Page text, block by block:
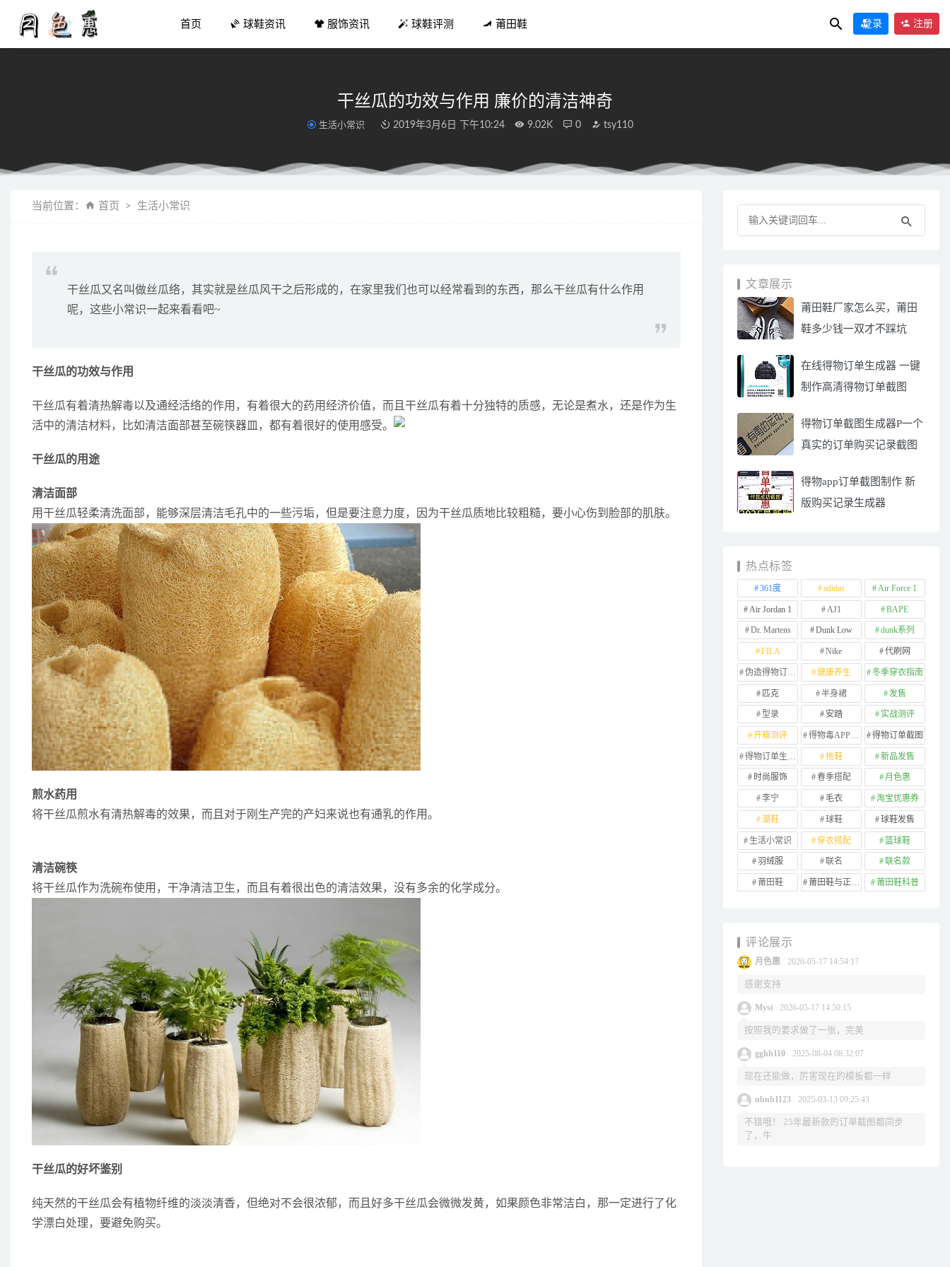
首页 球鞋资讯 服饰资讯 球鞋评测 莆田鞋 登录 注册
干丝瓜的功效与作用 廉价的清洁神奇
生活小常识 2019年3月6日 下午10:24 9.02K 0 tsy110
当前位置： 首页 生活小常识
干丝瓜又名叫做丝瓜络，其实就是丝瓜风干之后形成的，在家里我们也可以经常看到的东西，那么干丝瓜有什么作用
呢，这些小常识一起来看看吧~
干丝瓜的功效与作用
干丝瓜有着清热解毒以及通经活络的作用，有着很大的药用经济价值，而且干丝瓜有着十分独特的质感，无论是煮水，还是作为生
活中的清洁材料，比如清洁面部甚至碗筷器皿，都有着很好的使用感受。
干丝瓜的用途
清洁面部
用干丝瓜轻柔清洗面部，能够深层清洁毛孔中的一些污垢，但是要注意力度，因为干丝瓜质地比较粗糙，要小心伤到脸部的肌肤。
煎水药用
将干丝瓜煎水有清热解毒的效果，而且对于刚生产完的产妇来说也有通乳的作用。
清洁碗筷
将干丝瓜作为洗碗布使用，干净清洁卫生，而且有着很出色的清洁效果，没有多余的化学成分。
干丝瓜的好坏鉴别
纯天然的干丝瓜会有植物纤维的淡淡清香，但绝对不会很浓郁，而且好多干丝瓜会微微发黄，如果颜色非常洁白，那一定进行了化
学漂白处理，要避免购买。
文章展示
莆田鞋厂家怎么买，莆田
鞋多少钱一双才不踩坑
在线得物订单生成器 一键
制作高清得物订单截图
得物订单截图生成器P一个
真实的订单购买记录截图
得物app订单截图制作 新
版购买记录生成器
热点标签
361度 adidas Air Force 1
Air Jordan 1 AJ1 BAPE
Dr. Martens Dunk Low dunk系列
FILA Nike 代刷网
伪造得物订单截图 健康养生 冬季穿衣指南
匹克 半身裙 发售
型录 安踏 实战测评
开箱测评 得物毒APP订单 得物订单截图
得物订单生成器 拖鞋 新品发售
时尚服饰 春季搭配 月色惠
李宁 毛衣 淘宝优惠券
潮鞋 球鞋 球鞋发售
生活小常识 穿衣搭配 篮球鞋
羽绒服 联名 联名款
莆田鞋 莆田鞋与正品对比 莆田鞋科普
评论展示
月色惠 2026-05-17 14:54:17
感谢支持
Mysi 2026-05-17 14:50:15
按照我的要求做了一张，完美
gghh110 2025-08-04 08:32:07
现在还能做，厉害现在的模板都一样
nbnb1123 2025-03-13 09:25:43
不错哦！ 25年最新款的订单截图都同步
了，牛
这款Vans新品鞋身出现阿拉伯文象形符号 2021-02-24